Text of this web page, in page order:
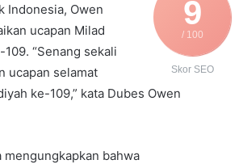
9
/ 100
Skor SEO
Indonesia, Owen
ucapan Milad
“Senang sekali
ucapan selamat
ke-109,” kata Dubes Owen
bahwa